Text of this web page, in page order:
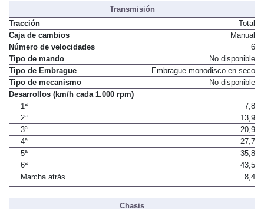
Transmisión
Tracción
Total
Caja de cambios
Manual
Número de velocidades
6
Tipo de mando
No disponible
Tipo de Embrague
Embrague monodisco en seco
Tipo de mecanismo
No disponible
Desarrollos (km/h cada 1.000 rpm)
1ª
7,8
2ª
13,9
3ª
20,9
4ª
27,7
5ª
35,8
6ª
43,5
Marcha atrás
8,4
Chasis